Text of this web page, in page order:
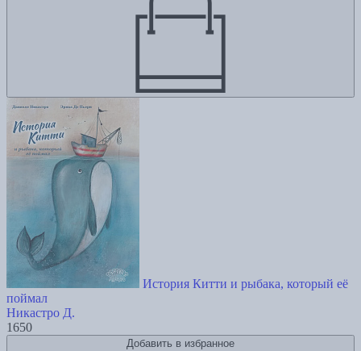
История Китти и рыбака, который её
поймал
Никастро Д.
1650
Добавить в избранное